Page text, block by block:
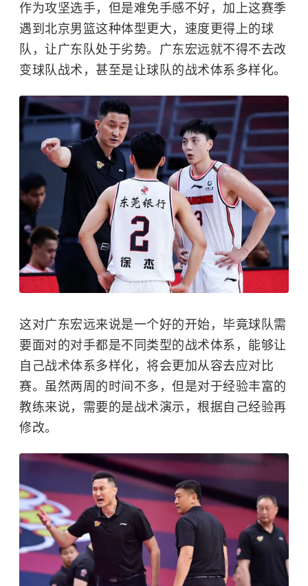
作为攻坚选手，但是难免手感不好，加上这赛季
遇到北京男篮这种体型更大，速度更得上的球
队，让广东队处于劣势。广东宏远就不得不去改
变球队战术，甚至是让球队的战术体系多样化。
这对广东宏远来说是一个好的开始，毕竟球队需
要面对的对手都是不同类型的战术体系，能够让
自己战术体系多样化，将会更加从容去应对比
赛。虽然两周的时间不多，但是对于经验丰富的
教练来说，需要的是战术演示，根据自己经验再
修改。